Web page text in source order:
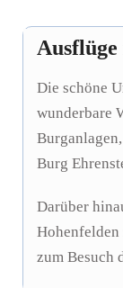
Die schöne
wunderbare
Burg
Darüber
zum Besuch